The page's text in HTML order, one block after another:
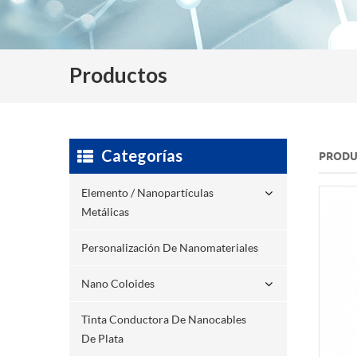
Productos
Categorías
Elemento / Nanopartículas
Metálicas
Personalización De Nanomateriales
Nano Coloides
Tinta Conductora De Nanocables
De Plata